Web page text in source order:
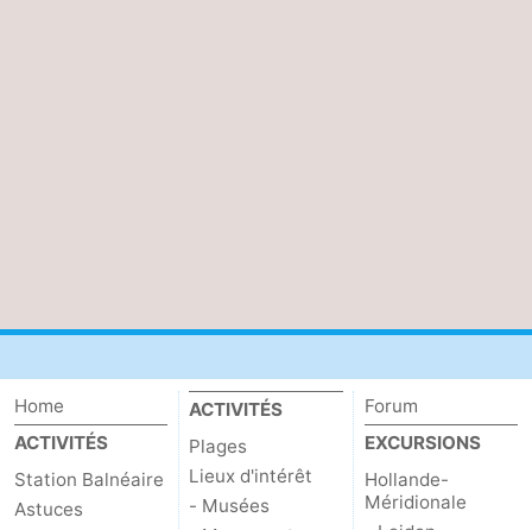
Haamstede
Nature
Kop
Walcheren
-
Home
ACTIVITÉS
Station Balnéaire
Astuces
ACTIVITÉS
Plages
Lieux d'intérêt
- Musées
Forum
EXCURSIONS
Hollande-
Méridionale